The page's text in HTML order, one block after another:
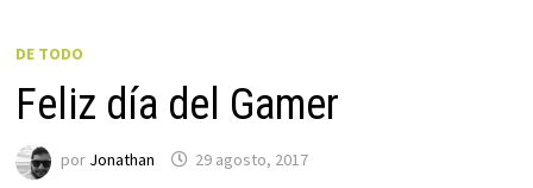
DE TODO
Feliz día del Gamer
por Jonathan 29 agosto, 2017